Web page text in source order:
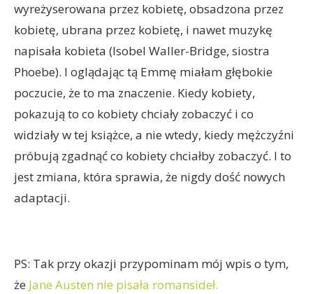
wyreżyserowana przez kobietę, obsadzona przez
kobietę, ubrana przez kobietę, i nawet muzykę
napisała kobieta (Isobel Waller-Bridge, siostra
Phoebe). I oglądając tą Emmę miałam głębokie
poczucie, że to ma znaczenie. Kiedy kobiety,
pokazują to co kobiety chciały zobaczyć i co
widziały w tej książce, a nie wtedy, kiedy mężczyźni
próbują zgadnąć co kobiety chciałby zobaczyć. I to
jest zmiana, która sprawia, że nigdy dość nowych
adaptacji.
PS: Tak przy okazji przypominam mój wpis o tym,
że Jane Austen nie pisała romansideł.